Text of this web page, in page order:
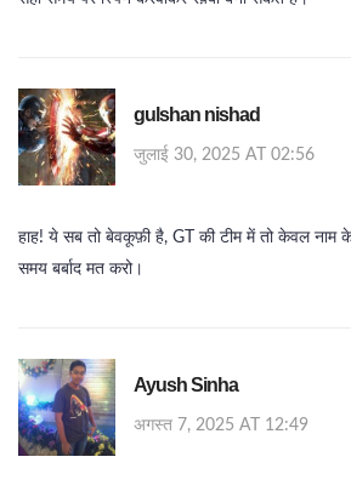
gulshan nishad
जुलाई 30, 2025 AT 02:56
हाह! ये सब तो बेवकूफ़ी है, GT की टीम में तो केवल नाम के
समय बर्बाद मत करो।
Ayush Sinha
अगस्त 7, 2025 AT 12:49